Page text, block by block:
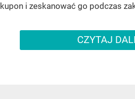
kupon i zeskanować go podczas
CZYTAJ